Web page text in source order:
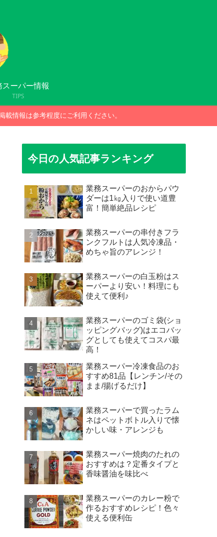
スーパー情報
TIPS
情報は参考程度にご利用ください。
今日の人気記事ランキング
業務スーパーのおからパウ
ダーは1㎏入りで使い道豊
富！簡単絶品レシピ
業務スーパーの串付きフラ
ンクフルトは人気冷凍品・
めちゃ旨のアレンジ！
業務スーパーの白玉粉はス
ーパーより安い！料理にも
使えて便利♪
業務スーパーのゴミ袋(ショ
ッピングバッグ)はエコバッ
グとしても使えてコスパ最
高！
業務スーパー冷凍食品のお
すすめ81品【レンチン/その
まま/揚げるだけ】
業務スーパーで買ったラム
ネはペットボトル入りで懐
かしい味・アレンジも
業務スーパー焼肉のたれの
おすすめは？定番タイプと
香味醤油を味比べ
業務スーパーのカレー粉で
作るおすすめレシピ！色々
使える便利缶